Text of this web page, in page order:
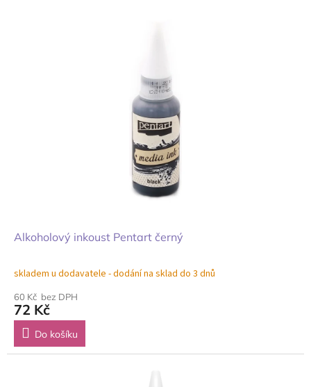
Alkoholový inkoust Pentart černý
skladem u dodavatele - dodání na sklad do 3 dnů
60 Kč bez DPH
72 Kč
Do košíku